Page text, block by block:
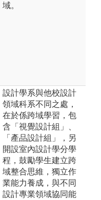
域。
設計學系與他校設計
領域科系不同之處，
在於係跨域學習，包
含「視覺設計組」、
「產品設計組」，另
開設室內設計學分學
程，鼓勵學生建立跨
域整合思維，獨立作
業能力養成，與不同
設計專業領域協同能